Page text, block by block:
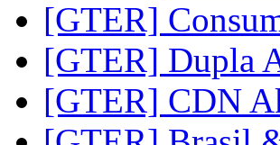
[GTER]
[GTER] Dupla
[GTER] CDN